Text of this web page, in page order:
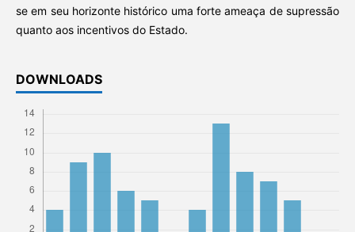
se em seu horizonte histórico uma forte ameaça de supressão
quanto aos incentivos do Estado.
DOWNLOADS